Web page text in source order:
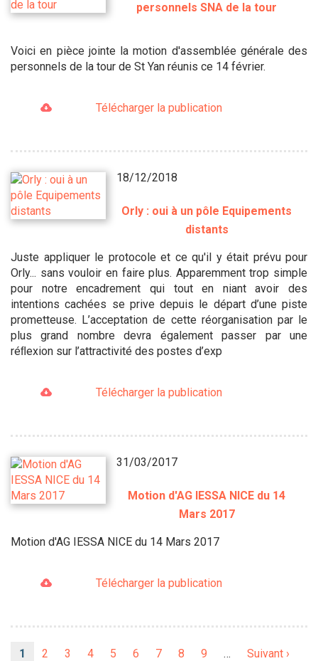
personnels SNA de la tour
Voici en pièce jointe la motion d'assemblée générale des
personnels de la tour de St Yan réunis ce 14 février.
Télécharger la publication
18/12/2018
Orly : oui à un pôle Equipements
distants
Juste appliquer le protocole et ce qu'il y était prévu pour
Orly... sans vouloir en faire plus. Apparemment trop simple
pour notre encadrement qui tout en niant avoir des
intentions cachées se prive depuis le départ d’une piste
prometteuse. L’acceptation de cette réorganisation par le
plus grand nombre devra également passer par une
réﬂexion sur l’attractivité des postes d’exp
Télécharger la publication
31/03/2017
Motion d'AG IESSA NICE du 14
Mars 2017
Motion d'AG IESSA NICE du 14 Mars 2017
Télécharger la publication
Page
1 Page
2 Page
3 Page
4 Page
5 Page
6 Page
7 Page
8 Page
9 … Page
Suivant ›